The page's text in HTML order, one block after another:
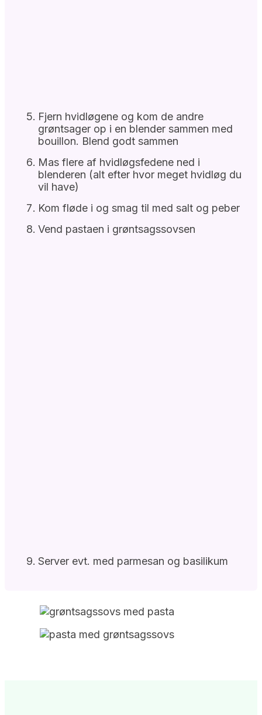
Fjern hvidløgene og kom de andre
grøntsager op i en blender sammen med
bouillon. Blend godt sammen
Mas flere af hvidløgsfedene ned i
blenderen (alt efter hvor meget hvidløg du
vil have)
Kom fløde i og smag til med salt og peber
Vend pastaen i grøntsagssovsen
Server evt. med parmesan og basilikum